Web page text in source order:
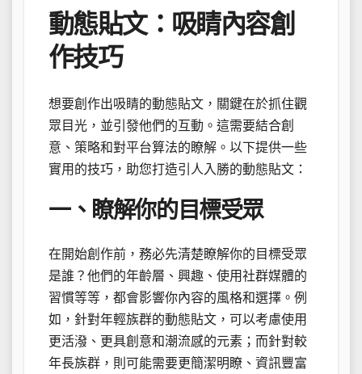
動態貼文：吸睛內容創
作技巧
想要創作出吸睛的動態貼文，關鍵在於抓住觀
眾目光，並引發他們的互動。這需要結合創
意、策略和對平台算法的瞭解。以下提供一些
實用的技巧，助您打造引人入勝的動態貼文：
一、瞭解你的目標受眾
在開始創作前，務必先清楚瞭解你的目標受眾
是誰？他們的年齡層、興趣、使用社群媒體的
習慣等等，都會影響你內容的風格和選擇。例
如，針對年輕族群的動態貼文，可以考慮使用
更活潑、更具創意和潮流感的元素；而針對較
年長族群，則可能需要更簡潔明瞭、資訊豐富